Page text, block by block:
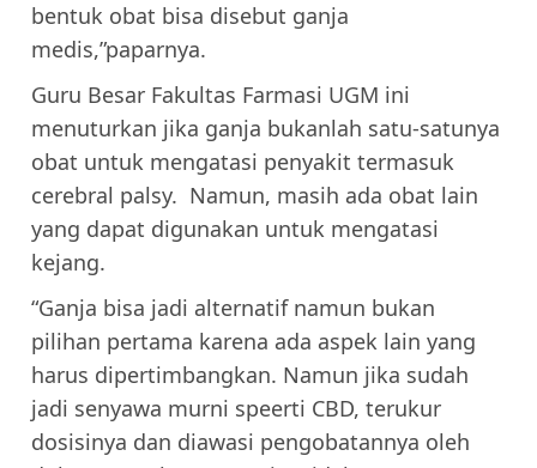
bentuk obat bisa disebut ganja
medis,”paparnya.
Guru Besar Fakultas Farmasi UGM ini
menuturkan jika ganja bukanlah satu-satunya
obat untuk mengatasi penyakit termasuk
cerebral palsy. Namun, masih ada obat lain
yang dapat digunakan untuk mengatasi
kejang.
“Ganja bisa jadi alternatif namun bukan
pilihan pertama karena ada aspek lain yang
harus dipertimbangkan. Namun jika sudah
jadi senyawa murni speerti CBD, terukur
dosisinya dan diawasi pengobatannya oleh